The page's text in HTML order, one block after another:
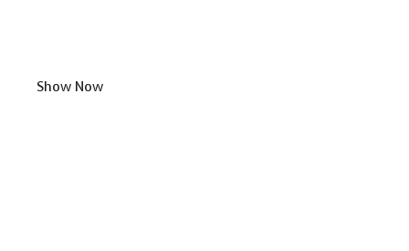
Show Now